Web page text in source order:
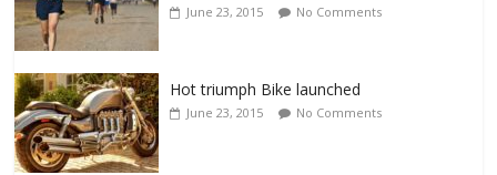
June 23, 2015 No Comments
Hot triumph Bike launched
June 23, 2015 No Comments